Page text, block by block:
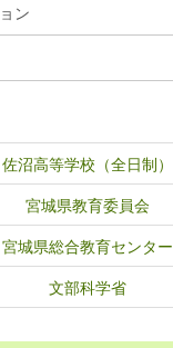
ン
佐沼高等学校（全日制）
宮城県教育委員会
宮城県総合教育センター
文部科学省